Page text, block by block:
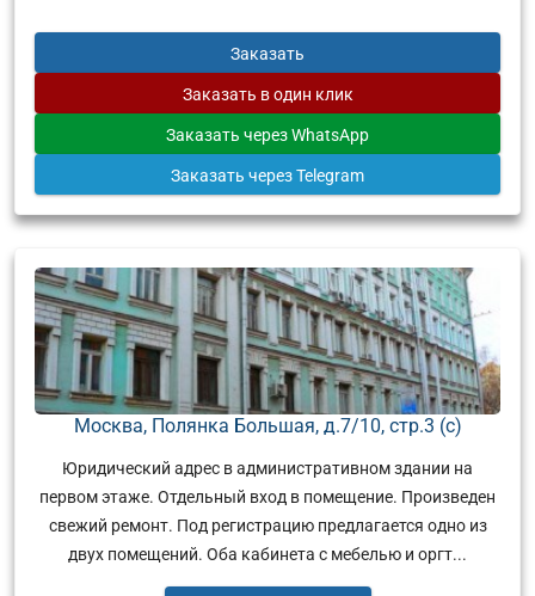
Заказать
Заказать в один клик
Заказать через WhatsApp
Заказать через Telegram
Москва, Полянка Большая, д.7/10, стр.3 (с)
Юридический адрес в административном здании на
первом этаже. Отдельный вход в помещение. Произведен
свежий ремонт. Под регистрацию предлагается одно из
двух помещений. Оба кабинета с мебелью и оргт...